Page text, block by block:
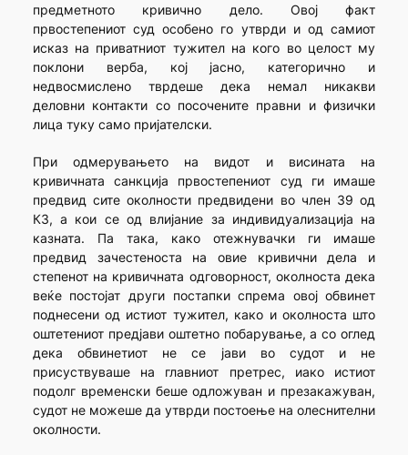
предметното кривично дело. Овој факт
првостепениот суд особено го утврди и од самиот
исказ на приватниот тужител на кого во целост му
поклони верба, кој јасно, категорично и
недвосмислено тврдеше дека немал никакви
деловни контакти со посочените правни и физички
лица туку само пријателски.
При одмерувањето на видот и висината на
кривичната санкција првостепениот суд ги имаше
предвид сите околности предвидени во член 39 од
КЗ, а кои се од влијание за индивидуализација на
казната. Па така, како отежнувачки ги имаше
предвид зачестеноста на овие кривични дела и
степенот на кривичната одговорност, околноста дека
веќе постојат други постапки спрема овој обвинет
поднесени од истиот тужител, како и околноста што
оштетениот предјави оштетно побарување, а со оглед
дека обвинетиот не се јави во судот и не
присуствуваше на главниот претрес, иако истиот
подолг временски беше одложуван и презакажуван,
судот не можеше да утврди постоење на олеснителни
околности.